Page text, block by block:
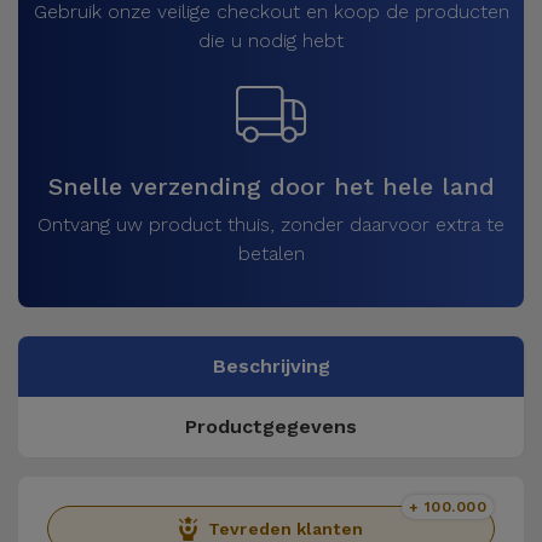
Gebruik onze veilige checkout en koop de producten
die u nodig hebt
Snelle verzending door het hele land
Ontvang uw product thuis, zonder daarvoor extra te
betalen
Beschrijving
Productgegevens
Tevreden klanten
+ 100.000